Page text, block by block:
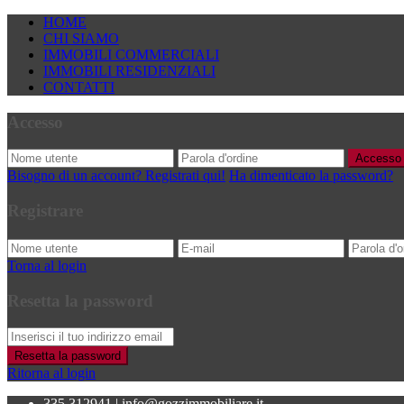
HOME
CHI SIAMO
IMMOBILI COMMERCIALI
IMMOBILI RESIDENZIALI
CONTATTI
Accesso
Bisogno di un account? Registrati qui! Ha dimenticato la password?
Torna al login
Resetta la password
Ritorna al login